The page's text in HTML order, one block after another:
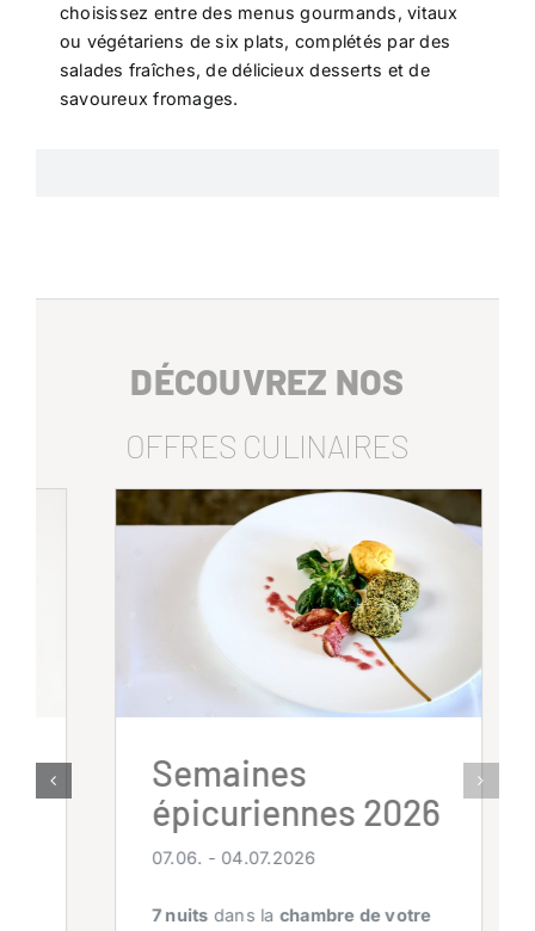
choisissez entre des menus gourmands, vitaux
ou végétariens de six plats, complétés par des
salades fraîches, de délicieux desserts et de
savoureux fromages.
DÉCOUVREZ NOS
OFFRES CULINAIRES
|
Semaines
épicuriennes 2026
07.06. - 04.07.2026
7 nuitsdans lachambre de votre